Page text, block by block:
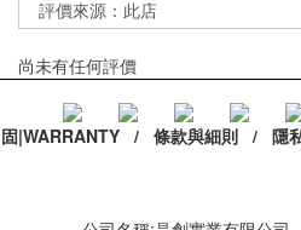
尚未有任何評價
固|WARRANTY / 條款與細則 / 隱